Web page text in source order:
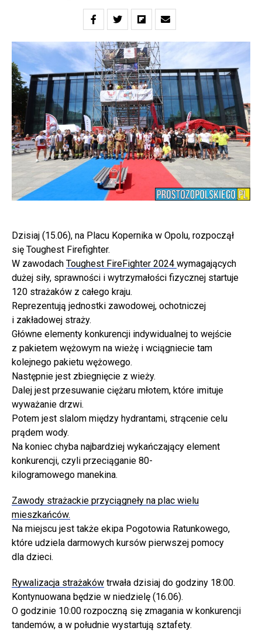
Dzisiaj (15.06), na Placu Kopernika w Opolu, rozpoczął
się Toughest Firefighter.
W zawodach Toughest FireFighter 2024 wymagających
dużej siły, sprawności i wytrzymałości fizycznej startuje
120 strażaków z całego kraju.
Reprezentują jednostki zawodowej, ochotniczej
i zakładowej straży.
Główne elementy konkurencji indywidualnej to wejście
z pakietem wężowym na wieżę i wciągniecie tam
kolejnego pakietu wężowego.
Następnie jest zbiegnięcie z wieży.
Dalej jest przesuwanie ciężaru młotem, które imituje
wyważanie drzwi.
Potem jest slalom między hydrantami, strącenie celu
prądem wody.
Na koniec chyba najbardziej wykańczający element
konkurencji, czyli przeciąganie 80-
kilogramowego manekina.
Zawody strażackie przyciągneły na plac wielu
mieszkańców.
Na miejscu jest także ekipa Pogotowia Ratunkowego,
które udziela darmowych kursów pierwszej pomocy
dla dzieci.
Rywalizacja strażaków trwała dzisiaj do godziny 18:00.
Kontynuowana będzie w niedzielę (16.06).
O godzinie 10:00 rozpoczną się zmagania w konkurencji
tandemów, a w południe wystartują sztafety.